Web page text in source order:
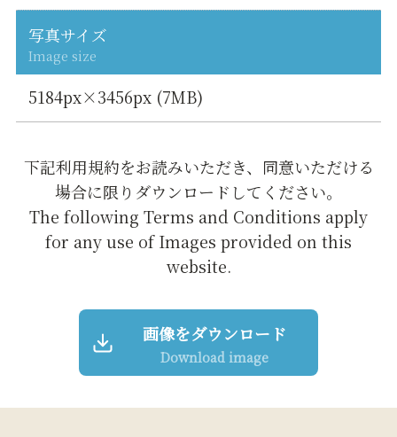
写真サイズ
Image size
5184px×3456px (7MB)
下記利用規約をお読みいただき、同意いただける
場合に限りダウンロードしてください。
The following Terms and Conditions apply
for any use of Images provided on this
website.
画像をダウンロード
Download image